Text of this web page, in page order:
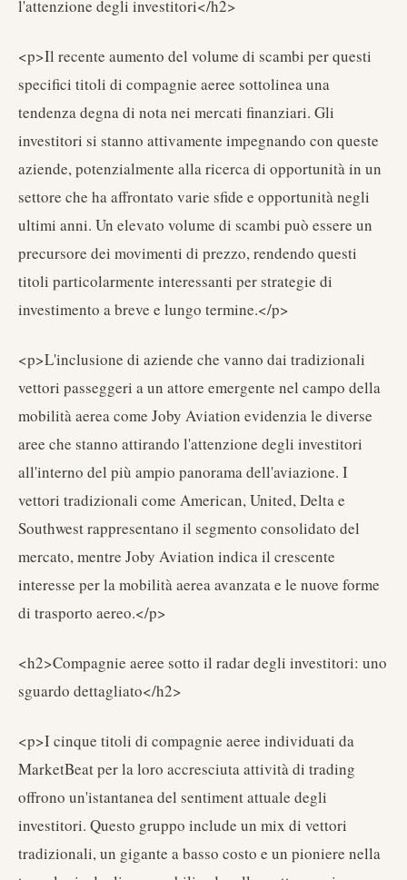
l'attenzione degli investitori</h2>
<p>Il recente aumento del volume di scambi per questi
specifici titoli di compagnie aeree sottolinea una
tendenza degna di nota nei mercati finanziari. Gli
investitori si stanno attivamente impegnando con queste
aziende, potenzialmente alla ricerca di opportunità in un
settore che ha affrontato varie sfide e opportunità negli
ultimi anni. Un elevato volume di scambi può essere un
precursore dei movimenti di prezzo, rendendo questi
titoli particolarmente interessanti per strategie di
investimento a breve e lungo termine.</p>
<p>L'inclusione di aziende che vanno dai tradizionali
vettori passeggeri a un attore emergente nel campo della
mobilità aerea come Joby Aviation evidenzia le diverse
aree che stanno attirando l'attenzione degli investitori
all'interno del più ampio panorama dell'aviazione. I
vettori tradizionali come American, United, Delta e
Southwest rappresentano il segmento consolidato del
mercato, mentre Joby Aviation indica il crescente
interesse per la mobilità aerea avanzata e le nuove forme
di trasporto aereo.</p>
<h2>Compagnie aeree sotto il radar degli investitori: uno
sguardo dettagliato</h2>
<p>I cinque titoli di compagnie aeree individuati da
MarketBeat per la loro accresciuta attività di trading
offrono un'istantanea del sentiment attuale degli
investitori. Questo gruppo include un mix di vettori
tradizionali, un gigante a basso costo e un pioniere nella